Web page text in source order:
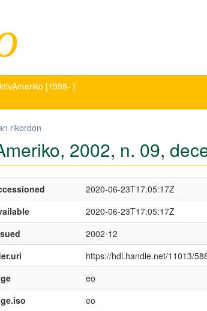
[1998- ]
rikordon
2002, n. 09,
2020-06-23T17:05:17Z
2020-06-23T17:05:17Z
2002-12
https://hdl.handle.net/11013/
eo
eo